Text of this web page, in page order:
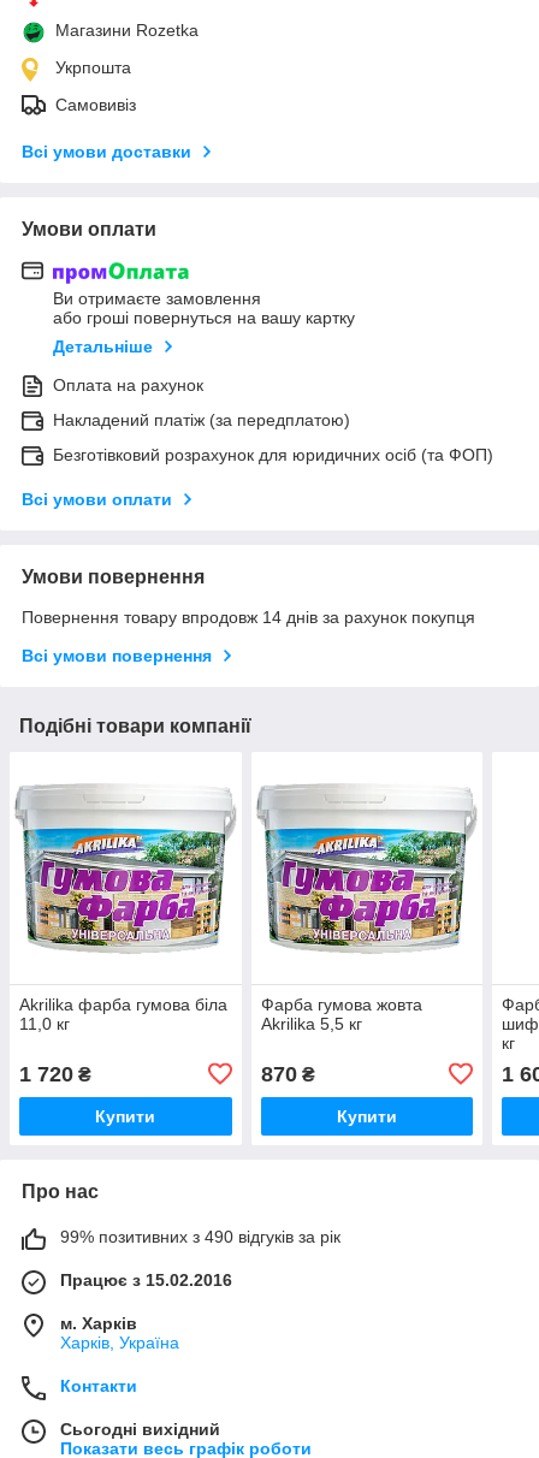
Магазини Rozetka
Укрпошта
Самовивіз
Всі умови доставки
Умови оплати
Ви отримаєте замовлення
або гроші повернуться на вашу картку
Детальніше
Оплата на рахунок
Накладений платіж (за передплатою)
Безготівковий розрахунок для юридичних осіб (та ФОП)
Всі умови оплати
Умови повернення
Повернення товару впродовж 14 днів за рахунок покупця
Всі умови повернення
Подібні товари компанії
Akrilika фарба гумова біла
11,0 кг
1 720 ₴
Купити
Фарба гумова жовта
Akrilika 5,5 кг
870₴
Купити
кг
1
Про нас
99% позитивних з 490 відгуків за рік
Працює з 15.02.2016
м. Харків
Харків, Україна
Контакти
Сьогодні вихідний
Показати весь графік роботи